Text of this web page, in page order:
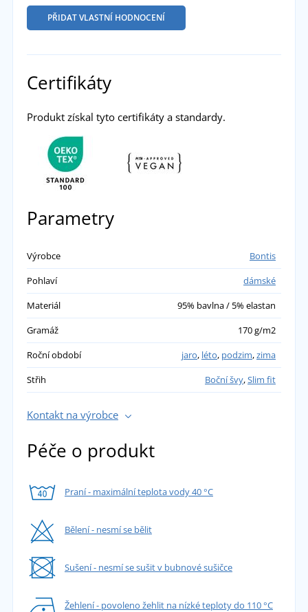
PŘIDAT VLASTNÍ HODNOCENÍ
Certifikáty
Produkt získal tyto certifikáty a standardy.
Parametry
Výrobce
Bontis
Pohlaví
dámské
Materiál
95% bavlna / 5% elastan
Gramáž
170 g/m2
Roční období
jaro, léto, podzim,zima
Střih
Boční švy,Slim fit
Kontakt na výrobce
Péče o produkt
Praní - maximální teplota vody 40 °C
Bělení - nesmí se bělit
Sušení - nesmí se sušit v bubnové sušičce
Žehlení - povoleno žehlit na nízké teploty do 110 °C